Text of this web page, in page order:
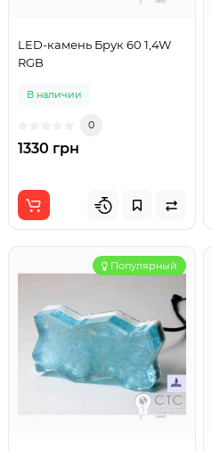
LED-камень Брук 60 1,4W
RGB
В наличии
0
1330 грн
Популярный